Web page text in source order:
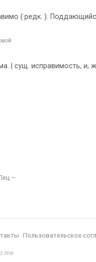
(·редк. ).
| сущ. исправимость, и,
Пользовательское